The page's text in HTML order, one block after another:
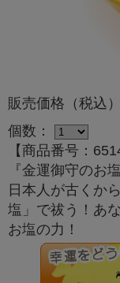
販売価格（税込
個数：
【商品番号：
『金運御守のお塩
日本人が古くか
塩」で祓う！あ
お塩の力！